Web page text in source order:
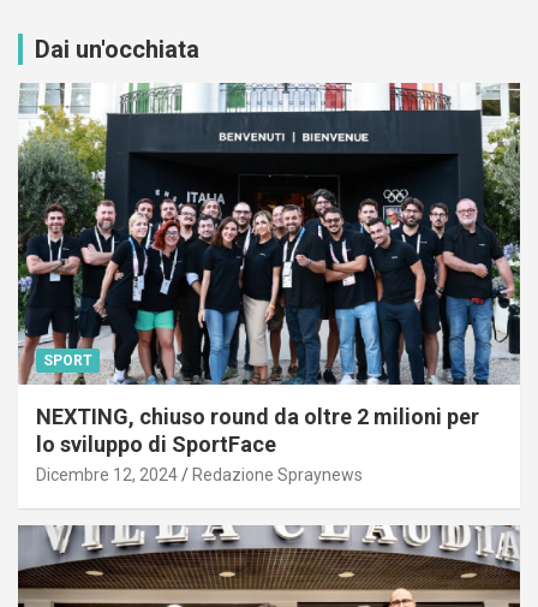
Dai un'occhiata
SPORT
NEXTING, chiuso round da oltre 2 milioni per
lo sviluppo di SportFace
Dicembre 12, 2024 Redazione Spraynews